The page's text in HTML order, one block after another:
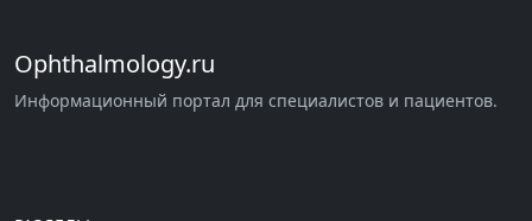
Ophthalmology.ru
Информационный портал для специалистов и пациентов.